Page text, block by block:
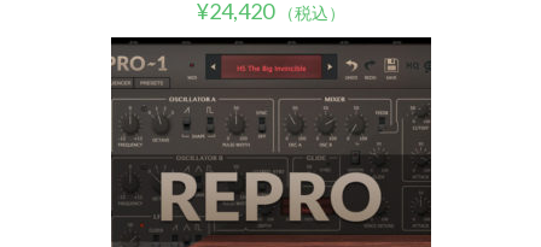
¥24,420 （税込）